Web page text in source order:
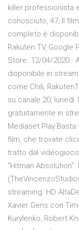
killer professionista
conosciuto, 47, Il
completo è
Rakuten TV, Google
Store. 12/04/2020 ·
disponibile in
come Chili,
su canale 20, lunedì
gratuitamente in
Mediaset
film, che trovate
tratto dal videogioco
"Hitman
streaming. HD
Xavier Gens con
Kurylenko, Robert